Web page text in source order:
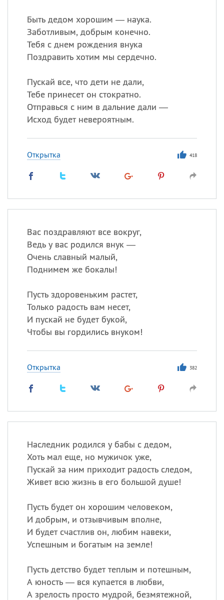
Быть дедом хорошим — наука.
Заботливым, добрым конечно.
Тебя с днем рождения внука
Поздравить хотим мы сердечно.
Пускай все, что дети не дали,
Тебе принесет он стократно.
Отправься с ним в дальние дали —
Исход будет невероятным.
Открытка 418
Вас поздравляют все вокруг,
Ведь у вас родился внук —
Очень славный малый,
Поднимем же бокалы!
Пусть здоровеньким растет,
Только радость вам несет,
И пускай не будет букой,
Чтобы вы гордились внуком!
Открытка 382
Наследник родился у бабы с дедом,
Хоть мал еще, но мужичок уже,
Пускай за ним приходит радость следом,
Живет всю жизнь в его большой душе!
Пусть будет он хорошим человеком,
И добрым, и отзывчивым вполне,
И будет счастлив он, любим навеки,
Успешным и богатым на земле!
Пусть детство будет теплым и потешным,
А юность — вся купается в любви,
А зрелость просто мудрой, безмятежной,